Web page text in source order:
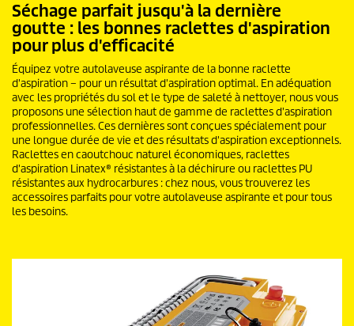
Séchage parfait jusqu'à la dernière
goutte : les bonnes raclettes d'aspiration
pour plus d'efficacité
Équipez votre autolaveuse aspirante de la bonne raclette
d'aspiration – pour un résultat d'aspiration optimal. En adéquation
avec les propriétés du sol et le type de saleté à nettoyer, nous vous
proposons une sélection haut de gamme de raclettes d'aspiration
professionnelles. Ces dernières sont conçues spécialement pour
une longue durée de vie et des résultats d'aspiration exceptionnels.
Raclettes en caoutchouc naturel économiques, raclettes
d'aspiration Linatex® résistantes à la déchirure ou raclettes PU
résistantes aux hydrocarbures : chez nous, vous trouverez les
accessoires parfaits pour votre autolaveuse aspirante et pour tous
les besoins.